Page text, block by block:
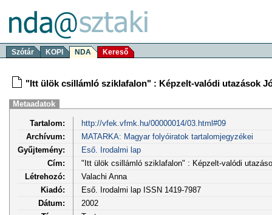
Szótár KOPI NDA Kereső
"Itt ülök csillámló sziklafalon" : Képzelt-valódi utazások
Metaadatok
Tartalom:
http://vfek.vfmk.hu/00000014/03.html#09
Archívum:
MATARKA: Magyar folyóiratok tartalomjegyzékei
Gyűjtemény:
Eső. Irodalmi lap
Cím:
"Itt ülök csillámló sziklafalon" : Képzelt-valódi
Létrehozó:
Valachi Anna
Kiadó:
Eső. Irodalmi lap ISSN 1419-7987
Dátum:
2002